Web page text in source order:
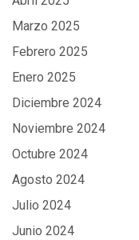
Marzo 2025
Febrero 2025
Enero 2025
Diciembre 2024
Noviembre 2024
Octubre 2024
Agosto 2024
Julio 2024
Junio 2024